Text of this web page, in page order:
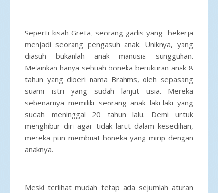
Seperti kisah Greta, seorang gadis yang bekerja
menjadi seorang pengasuh anak. Uniknya, yang
diasuh bukanlah anak manusia sungguhan.
Melainkan hanya sebuah boneka berukuran anak 8
tahun yang diberi nama Brahms, oleh sepasang
suami istri yang sudah lanjut usia. Mereka
sebenarnya memiliki seorang anak laki-laki yang
sudah meninggal 20 tahun lalu. Demi untuk
menghibur diri agar tidak larut dalam kesedihan,
mereka pun membuat boneka yang mirip dengan
anaknya.
Meski terlihat mudah tetap ada sejumlah aturan